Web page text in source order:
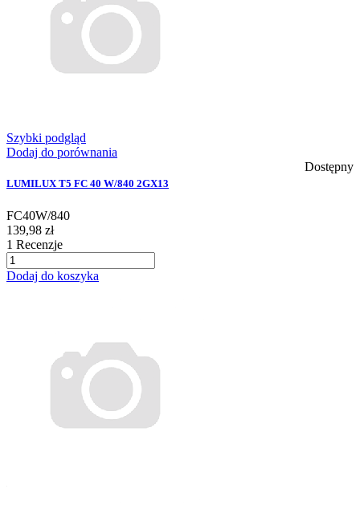
Szybki podgląd
Dodaj do porównania
Dostępny
LUMILUX T5 FC 40 W/840 2GX13
FC40W/840
139,98 zł
1 Recenzje
Dodaj do koszyka